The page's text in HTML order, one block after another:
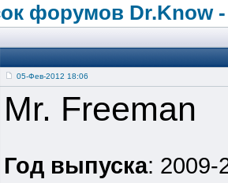
форумов Dr.Know
05-Фев-2012 18:06
Mr. Freeman
Год выпуска: 2009-